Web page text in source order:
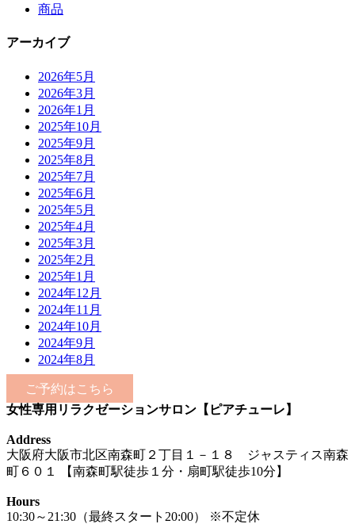
商品
アーカイブ
2026年5月
2026年3月
2026年1月
2025年10月
2025年9月
2025年8月
2025年7月
2025年6月
2025年5月
2025年4月
2025年3月
2025年2月
2025年1月
2024年12月
2024年11月
2024年10月
2024年9月
2024年8月
ご予約はこちら
女性専用リラクゼーションサロン【ピアチューレ】
Address
大阪府大阪市北区南森町２丁目１－１８ ジャスティス南森
町６０１ 【南森町駅徒歩１分・扇町駅徒歩10分】
Hours
10:30～21:30（最終スタート20:00） ※不定休